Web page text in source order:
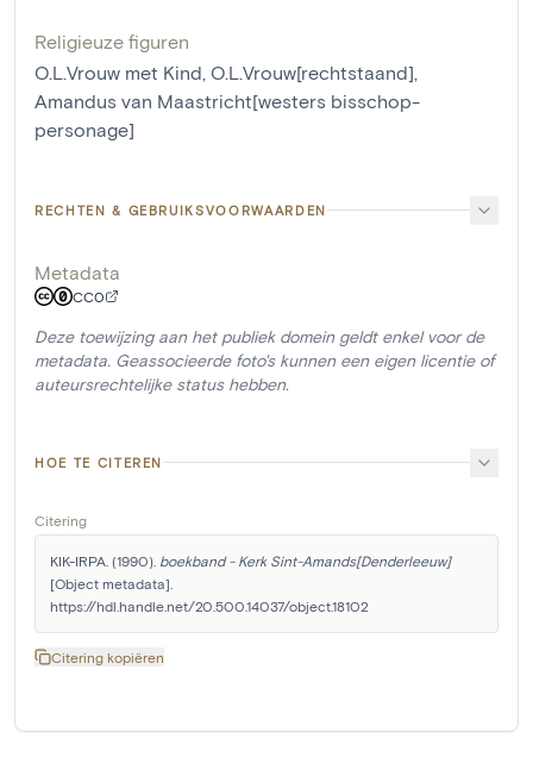
Religieuze figuren
O.L.Vrouw met Kind, O.L.Vrouw[rechtstaand],
Amandus van Maastricht[westers bisschop-
personage]
RECHTEN & GEBRUIKSVOORWAARDEN
Metadata
CC0
Deze toewijzing aan het publiek domein geldt enkel voor de
metadata. Geassocieerde foto's kunnen een eigen licentie of
auteursrechtelijke status hebben.
HOE TE CITEREN
Citering
KIK-IRPA. (1990). boekband - Kerk Sint-Amands[Denderleeuw]
[Object metadata].
https://hdl.handle.net/20.500.14037/object.18102
Citering kopiëren